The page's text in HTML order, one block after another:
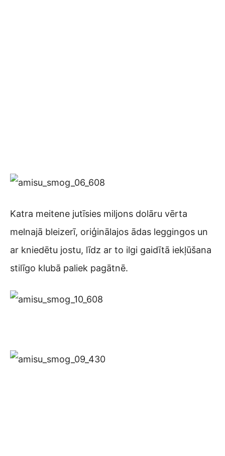
Katra meitene jutīsies miljons dolāru vērta
melnajā bleizerī, oriģinālajos ādas leggingos un
ar kniedētu jostu, līdz ar to ilgi gaidītā iekļūšana
stilīgo klubā paliek pagātnē.